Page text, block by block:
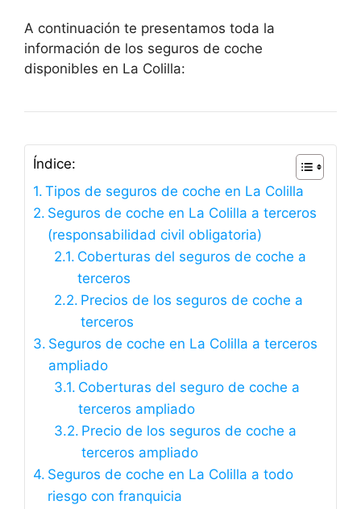
A continuación te presentamos toda la
información de los seguros de coche
disponibles en La Colilla:
Índice:
Tipos de seguros de coche en La Colilla
Seguros de coche en La Colilla a terceros
(responsabilidad civil obligatoria)
Coberturas del seguros de coche a
terceros
Precios de los seguros de coche a
terceros
Seguros de coche en La Colilla a terceros
ampliado
Coberturas del seguro de coche a
terceros ampliado
Precio de los seguros de coche a
terceros ampliado
Seguros de coche en La Colilla a todo
riesgo con franquicia